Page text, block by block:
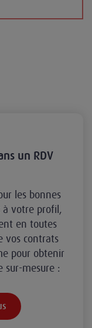
un RDV
les bonnes
à votre profil,
en toutes
vos contrats
pour obtenir
sur-mesure :